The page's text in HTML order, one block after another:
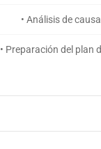
• Análisis de
• Preparación del plan